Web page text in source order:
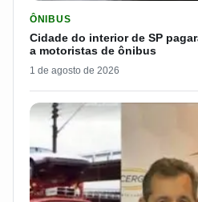
ÔNIBUS
Cidade do interior de SP
a motoristas de ônibus
1 de agosto de 2026